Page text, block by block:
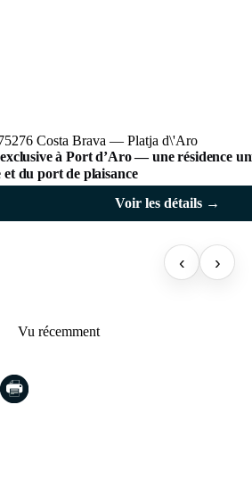
Costa Brava — Platja d\'Aro
à Port d’Aro — une résidence
et du port de plaisance
Voir les détails →
‹ ›
Vu récemment